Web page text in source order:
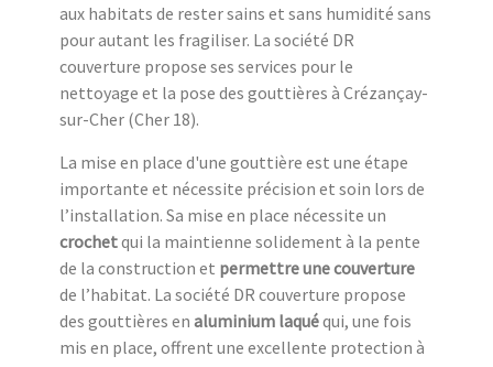
aux habitats de rester sains et sans humidité sans
pour autant les fragiliser. La société DR
couverture propose ses services pour le
nettoyage et la pose des gouttières à Crézançay-
sur-Cher (Cher 18).
La mise en place d'une gouttière est une étape
importante et nécessite précision et soin lors de
l’installation. Sa mise en place nécessite un
crochetqui la maintienne solidement à la pente
de la construction et permettre une couverture
de l’habitat. La société DR couverture propose
des gouttières en aluminium laquéqui, une fois
mis en place, offrent une excellente protection à